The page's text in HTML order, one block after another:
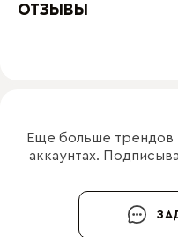
ОТЗЫВЫ
Еще больше трендов
аккаунтах.